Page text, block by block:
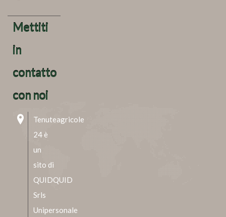
Mettiti
in
contatto
con noi
Tenuteagricole
24 è
un
sito di
QUIDQUID
Srls
Unipersonale